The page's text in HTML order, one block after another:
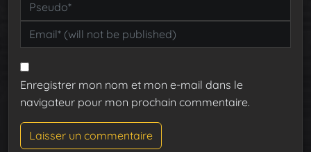
Enregistrer mon nom et mon e-mail dans le
navigateur pour mon prochain commentaire.